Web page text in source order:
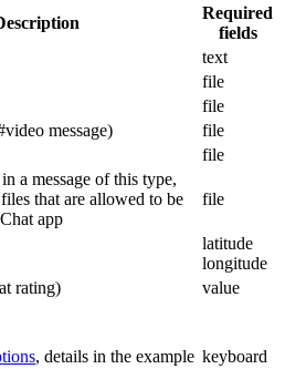
Required
fields
text
file
file
message)
file
file
in a message of this type,
that are allowed to be
app
file
latitude
longitude
rating)
value
, details in the example keyboard